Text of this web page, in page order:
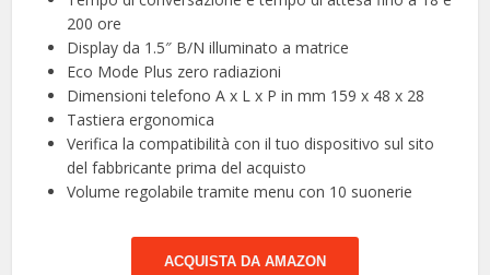
200 ore
Display da 1.5″ B/N illuminato a matrice
Eco Mode Plus zero radiazioni
Dimensioni telefono A x L x P in mm 159 x 48 x 28
Tastiera ergonomica
Verifica la compatibilità con il tuo dispositivo sul sito
del fabbricante prima del acquisto
Volume regolabile tramite menu con 10 suonerie
ACQUISTA DA AMAZON